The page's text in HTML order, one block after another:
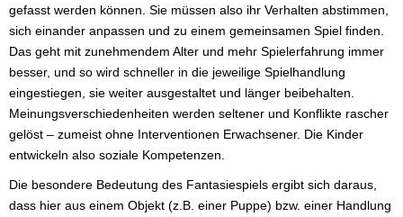
gefasst werden können. Sie müssen also ihr Verhalten abstimmen,
sich einander anpassen und zu einem gemeinsamen Spiel finden.
Das geht mit zunehmendem Alter und mehr Spielerfahrung immer
besser, und so wird schneller in die jeweilige Spielhandlung
eingestiegen, sie weiter ausgestaltet und länger beibehalten.
Meinungsverschiedenheiten werden seltener und Konflikte rascher
gelöst – zumeist ohne Interventionen Erwachsener. Die Kinder
entwickeln also soziale Kompetenzen.
Die besondere Bedeutung des Fantasiespiels ergibt sich daraus,
dass hier aus einem Objekt (z.B. einer Puppe) bzw. einer Handlung